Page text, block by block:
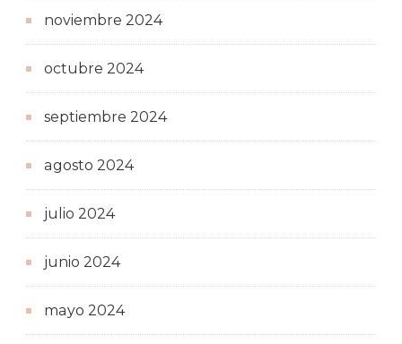
noviembre 2024
octubre 2024
septiembre 2024
agosto 2024
julio 2024
junio 2024
mayo 2024